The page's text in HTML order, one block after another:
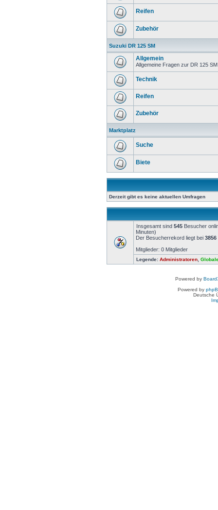
Reifen
Zubehör
Suzuki DR 125 SM
Allgemein
Allgemeine Fragen zur DR 125 SM
Technik
Reifen
Zubehör
Marktplatz
Suche
Biete
Derzeit gibt es keine aktuellen Umfragen
Insgesamt sind 545 Besucher
Minuten)
Der Besucherrekord liegt bei 3856
Mitglieder: 0 Mitglieder
Legende: Administratoren
Powered by
Powered by
Deutsche